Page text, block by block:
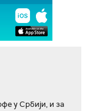
у Србији, и за